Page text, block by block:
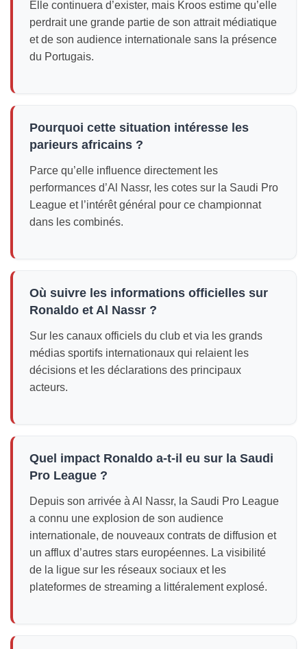
Elle continuera d’exister, mais Kroos estime qu’elle
perdrait une grande partie de son attrait médiatique
et de son audience internationale sans la présence
du Portugais.
Pourquoi cette situation intéresse les
parieurs africains ?
Parce qu’elle influence directement les
performances d’Al Nassr, les cotes sur la Saudi Pro
League et l’intérêt général pour ce championnat
dans les combinés.
Où suivre les informations officielles sur
Ronaldo et Al Nassr ?
Sur les canaux officiels du club et via les grands
médias sportifs internationaux qui relaient les
décisions et les déclarations des principaux
acteurs.
Quel impact Ronaldo a-t-il eu sur la Saudi
Pro League ?
Depuis son arrivée à Al Nassr, la Saudi Pro League
a connu une explosion de son audience
internationale, de nouveaux contrats de diffusion et
un afflux d’autres stars européennes. La visibilité
de la ligue sur les réseaux sociaux et les
plateformes de streaming a littéralement explosé.